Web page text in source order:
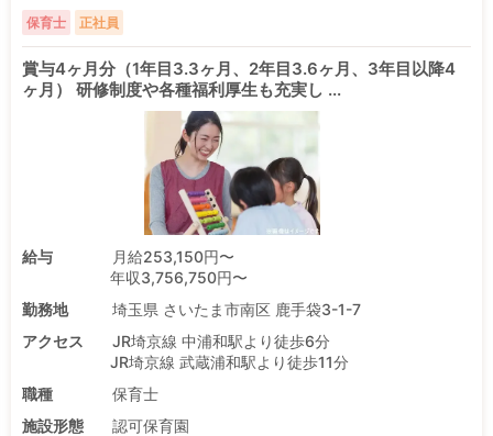
保育士 正社員
賞与4ヶ月分（1年目3.3ヶ月、2年目3.6ヶ月、3年目以降4
ヶ月） 研修制度や各種福利厚生も充実し ...
給与
月給253,150円〜
年収3,756,750円〜
勤務地
埼玉県 さいたま市南区 鹿手袋3-1-7
アクセス
JR埼京線 中浦和駅より徒歩6分
JR埼京線 武蔵浦和駅より徒歩11分
職種
保育士
施設形態
認可保育園